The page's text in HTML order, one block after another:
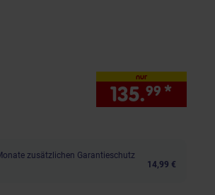
nur
135.99 *
zusätzlichen Garantieschutz
14,99 €